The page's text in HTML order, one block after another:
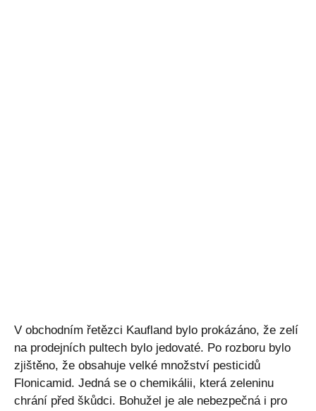
V obchodním řetězci Kaufland bylo prokázáno, že zelí
na prodejních pultech bylo jedovaté. Po rozboru bylo
zjištěno, že obsahuje velké množství pesticidů
Flonicamid. Jedná se o chemikálii, která zeleninu
chrání před škůdci. Bohužel je ale nebezpečná i pro